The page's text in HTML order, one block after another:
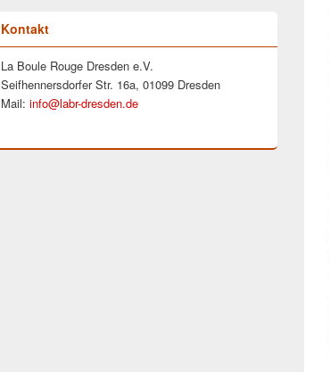
Kontakt
La Boule Rouge Dresden e.V.
Seifhennersdorfer Str. 16a, 01099 Dresden
Mail: info@labr-dresden.de